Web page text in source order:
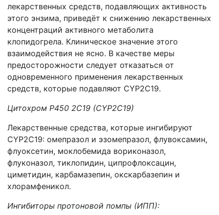
лекарственных средств, подавляющих активность
этого энзима, приведёт к снижению лекарственных
концентраций активного метаболита
клопидогрела. Клиническое значение этого
взаимодействия не ясно. В качестве меры
предосторожности следует отказаться от
одновременного применения лекарственных
средств, которые подавляют CYP2С19.
Цитохром Р450 2С19 (CYP2С19)
Лекарственные средства, которые ингибируют
CYP2C19: омепразол и эзомепразол, флувоксамин,
флуоксетин, моклобемида вориконазол,
флуконазол, тиклопидин, ципрофлоксацин,
циметидин, карбамазепин, окскарбазепин и
хлорамфеникол.
Ингибиторы протоновой помпы (ИПП):